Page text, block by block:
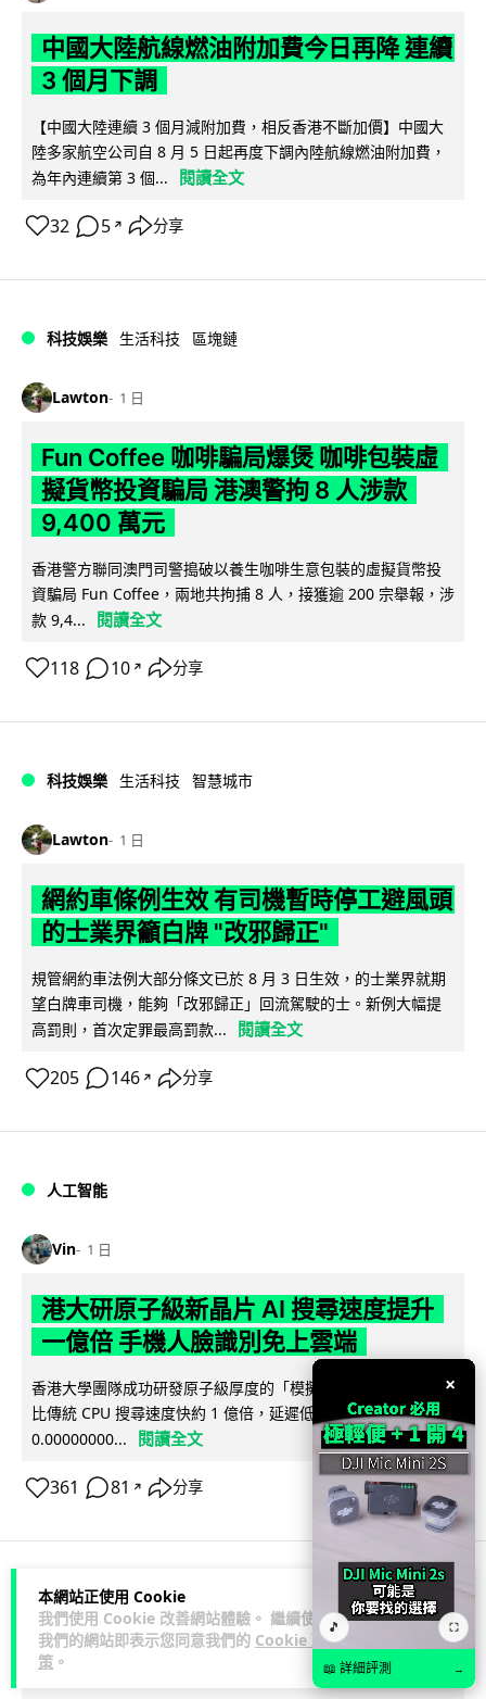
本網站正使用 Cookie
我們使用 Cookie 改善網站體驗。 繼續使用
我們的網站即表示您同意我們的 Cookie 政
策 。
中國大陸航線燃油附加費今日再降 連續
3 個月下調
【中國大陸連續 3 個月減附加費，相反香港不斷加價】中國大
陸多家航空公司自 8 月 5 日起再度下調內陸航線燃油附加費，
為年內連續第 3 個...
閱讀全文
32 5 ↗ 分享
科技娛樂 生活科技 區塊鏈
Lawton 1 日
Fun Coffee 咖啡騙局爆煲 咖啡包裝虛
擬貨幣投資騙局 港澳警拘 8 人涉款
9,400 萬元
香港警方聯同澳門司警搗破以養生咖啡生意包裝的虛擬貨幣投
資騙局 Fun Coffee，兩地共拘捕 8 人，接獲逾 200 宗舉報，涉
款 9,4...
閱讀全文
118 10 ↗ 分享
科技娛樂 生活科技 智慧城市
Lawton 1 日
網約車條例生效 有司機暫時停工避風頭
的士業界籲白牌 "改邪歸正"
規管網約車法例大部分條文已於 8 月 3 日生效，的士業界就期
望白牌車司機，能夠「改邪歸正」回流駕駛的士。新例大幅提
高罰則，首次定罪最高罰款...
閱讀全文
205 146 ↗ 分享
人工智能
Vin 1 日
港大研原子級新晶片 AI 搜尋速度提升
一億倍 手機人臉識別免上雲端
香港大學團隊成功研發原子級厚度的「模擬存內搜尋」晶片，
比傳統 CPU 搜尋速度快約 1 億倍，延遲低至 36 皮秒（即
0.00000000...
閱讀全文
361 81 ↗ 分享
人工智能
Lawton
×
🎵 ⛶
📖 詳細評測 →